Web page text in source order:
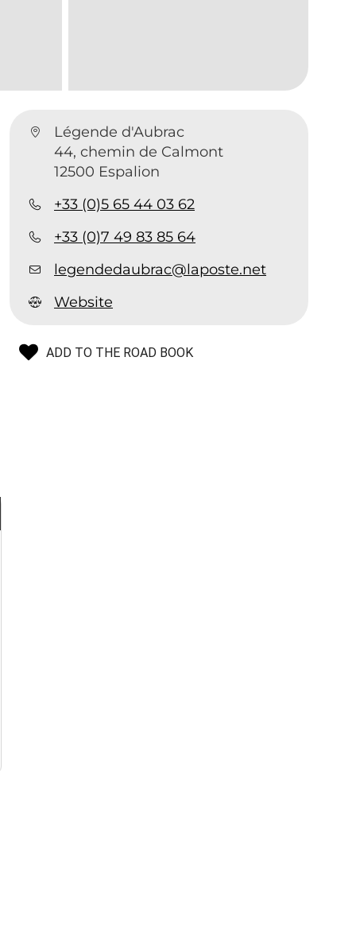
Légende d'Aubrac
44, chemin de Calmont
12500 Espalion
+33 (0)5 65 44 03 62
+33 (0)7 49 83 85 64
legendedaubrac@laposte.net
Website
ADD TO THE ROAD BOOK